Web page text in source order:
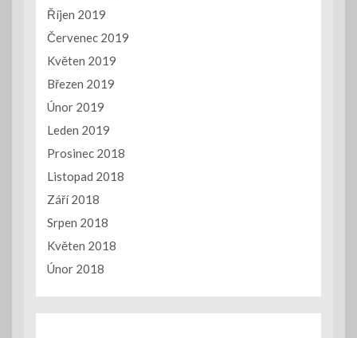
Říjen 2019
Červenec 2019
Květen 2019
Březen 2019
Únor 2019
Leden 2019
Prosinec 2018
Listopad 2018
Září 2018
Srpen 2018
Květen 2018
Únor 2018